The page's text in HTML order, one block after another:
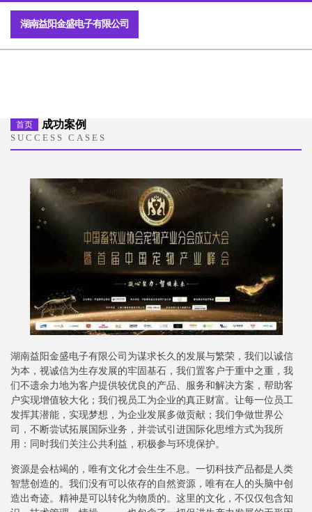
湖南益阳金盛电子有限公司
首页 成功案例
SUCCESS CASES
湖南益阳金盛电子有限公司为谋求长久的发展与繁荣，我们以诚信
为本，视诚信为生存发展的牢固基石，我们置客户于重中之重，我
们不遗余力地为客户提供较优良的产品、服务和解决方案，帮助客
户实现增值较大化；我们视员工为企业的真正财富。让每一位员工
发挥其潜能，实现梦想，为企业发展多做贡献；我们争做世界公
司，不断尝试拓展国际业务，并尝试引进国际化思维方式为我所
用：同时我们关注公共利益，积极参与环境保护。
资源是会枯竭的，唯有文化才会生生不息。一切科技产品都是人类
智慧创造的。我们没有可以依存的自然资源，唯有在人的头脑中创
造出奇迹。精神是可以转化为物质的。这里的文化，不仅仅包含知